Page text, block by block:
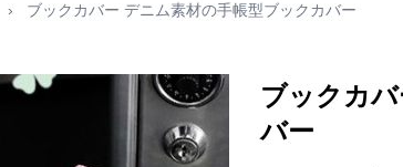
› ブックカバー デニム素材の手帳型ブックカバー
ブックカ
バー